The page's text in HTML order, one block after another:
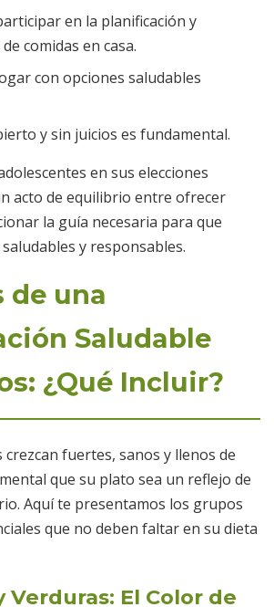
en la planificación y
comidas en casa.
con opciones saludables
y sin juicios es fundamental.
en sus elecciones
acto de equilibrio entre ofrecer
la guía necesaria para que
y responsables.
de una
Saludable
¿Qué Incluir?
fuertes, sanos y llenos de
que su plato sea un reflejo de
Aquí te presentamos los grupos
que no deben faltar en su dieta
Verduras: El Color de